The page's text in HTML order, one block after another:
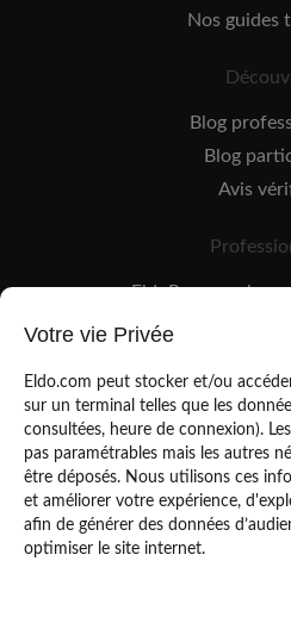
Nos guides
Blog
Blog
Avis
EldoPro pour les
EldoNetwork pour les
Mentions légales
Votre vie Privée
Eldo.com peut stocker et/ou
sur un terminal telles que les
consultées, heure de connexion).
pas paramétrables mais les autres
être déposés. Nous utilisons ces
et améliorer votre expérience,
afin de générer des données
optimiser le site internet.